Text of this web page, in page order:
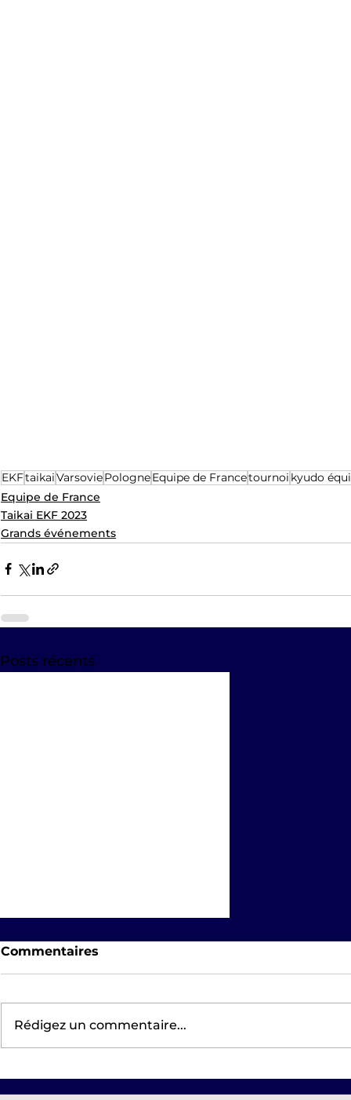
EKFtaikaiVarsoviePologneEquipe de Francetournoi kyudo
Equipe de France
Taikai EKF 2023
Grands événements
Posts récents
CTKyudo Nord et Est
Commentaires
Rédigez un commentaire...